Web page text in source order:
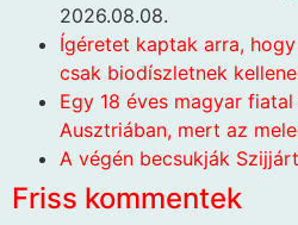
2026.08.08.
Ígéretet kaptak arra,
csak biodíszletnek
Egy 18 éves magyar
Ausztriában, mert az
A végén becsukják
Friss kommentek